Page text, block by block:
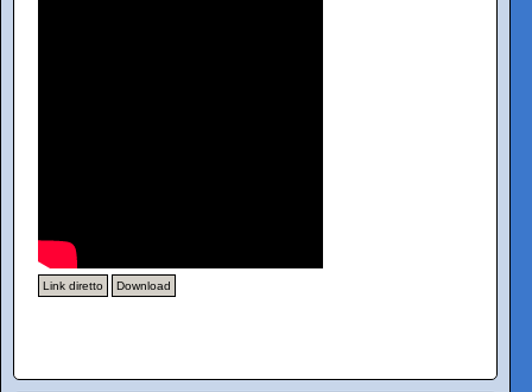
Link diretto Download